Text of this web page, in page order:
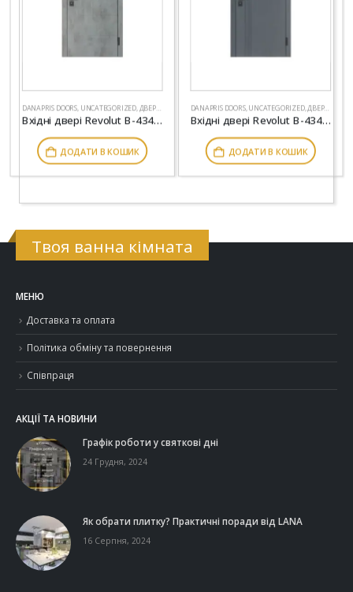
DANAPRIS DOORS, UNCATEGORIZED, ДВЕРІ МІЖКІМНАТНІ ДВЕРІ
Вхідні двері Revolut В-434-155 оксид темний-світлий
ДОДАТИ В КОШИК
DANAPRIS DOORS, UNCATEGORIZED, ДВЕРІ
Вхідні двері Revolut В-434-172 антрацит-білий матовий гладкий
ДОДАТИ В КОШИК
Твоя ванна кімната
МЕНЮ
Доставка та оплата
Політика обміну та повернення
Співпраця
АКЦІЇ ТА НОВИНИ
Графік роботи у святкові дні
24 Грудня, 2024
Як обрати плитку? Практичні поради від LANA
16 Серпня, 2024